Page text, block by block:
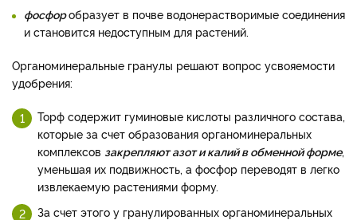
фосфоробразует в почве водонерастворимые соединения
и становится недоступным для растений.
Органоминеральные гранулы решают вопрос усвояемости
удобрения:
Торф содержит гуминовые кислоты различного состава,
которые за счет образования органоминеральных
комплексов закрепляют азот и калий в обменной форме,
уменьшая их подвижность, а фосфор переводят в легко
извлекаемую растениями форму.
За счет этого у гранулированных органоминеральных